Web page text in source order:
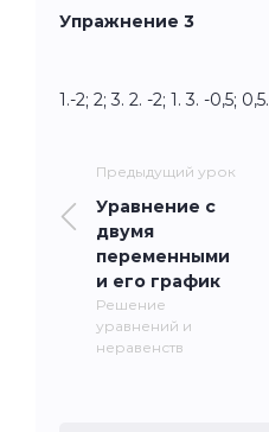
Упражнение 3
1.-2; 2; 3. 2. -2; 1. 3. -0,5; 0,5.
Предыдущий урок
Уравнение с
двумя
переменными
и его график
Решение
уравнений и
неравенств